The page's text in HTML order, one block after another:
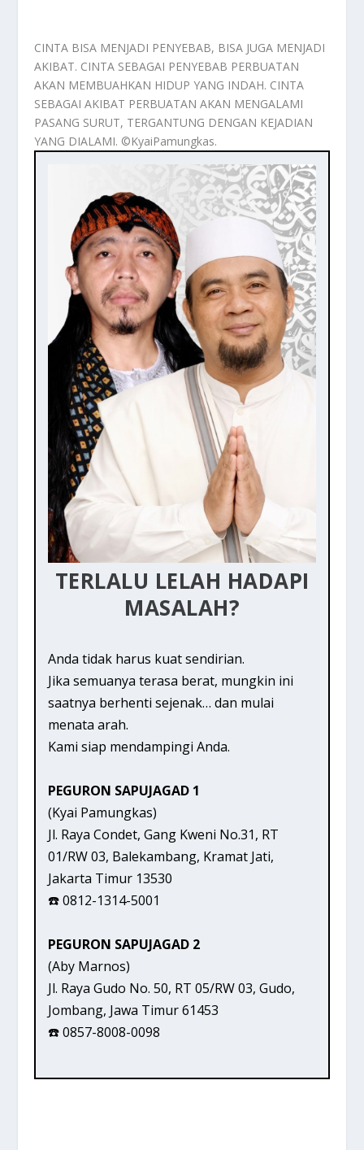
CINTA BISA MENJADI PENYEBAB, BISA JUGA MENJADI
AKIBAT. CINTA SEBAGAI PENYEBAB PERBUATAN
AKAN MEMBUAHKAN HIDUP YANG INDAH. CINTA
SEBAGAI AKIBAT PERBUATAN AKAN MENGALAMI
PASANG SURUT, TERGANTUNG DENGAN KEJADIAN
YANG DIALAMI. ©️KyaiPamungkas.
TERLALU LELAH HADAPI
MASALAH?
Anda tidak harus kuat sendirian.
Jika semuanya terasa berat, mungkin ini
saatnya berhenti sejenak… dan mulai
menata arah.
Kami siap mendampingi Anda.
PEGURON SAPUJAGAD 1
(Kyai Pamungkas)
Jl. Raya Condet, Gang Kweni No.31, RT
01/RW 03, Balekambang, Kramat Jati,
Jakarta Timur 13530
☎️ 0812-1314-5001
PEGURON SAPUJAGAD 2
(Aby Marnos)
Jl. Raya Gudo No. 50, RT 05/RW 03, Gudo,
Jombang, Jawa Timur 61453
☎️ 0857-8008-0098